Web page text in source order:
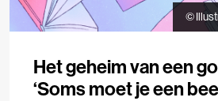
©
Het geheim van een
‘Soms moet je een